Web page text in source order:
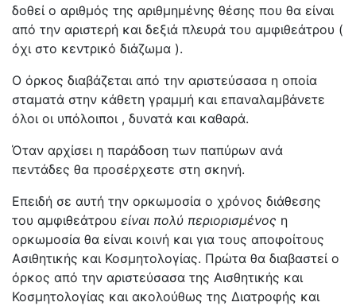
δοθεί ο αριθμός της αριθμημένης θέσης που θα είναι
από την αριστερή και δεξιά πλευρά του αμφιθεάτρου (
όχι στο κεντρικό διάζωμα ).
Ο όρκος διαβάζεται από την αριστεύσασα η οποία
σταματά στην κάθετη γραμμή και επαναλαμβάνετε
όλοι οι υπόλοιποι , δυνατά και καθαρά.
Όταν αρχίσει η παράδοση των παπύρων ανά
πεντάδες θα προσέρχεστε στη σκηνή.
Επειδή σε αυτή την ορκωμοσία ο χρόνος διάθεσης
του αμφιθεάτρου είναι πολύ περιορισμένος η
ορκωμοσία θα είναι κοινή και για τους αποφοίτους
Ασιθητικής και Κοσμητολογίας. Πρώτα θα διαβαστεί ο
όρκος από την αριστεύσασα της Αισθητικής και
Κοσμητολογίας και ακολούθως της Διατροφής και